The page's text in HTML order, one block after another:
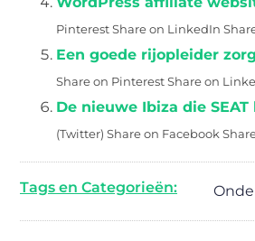
Pinterest Share on LinkedIn
Een goede rijopleider
Share on Pinterest Share on
De nieuwe Ibiza die
(Twitter) Share on Facebook
Tags en Categorieën: